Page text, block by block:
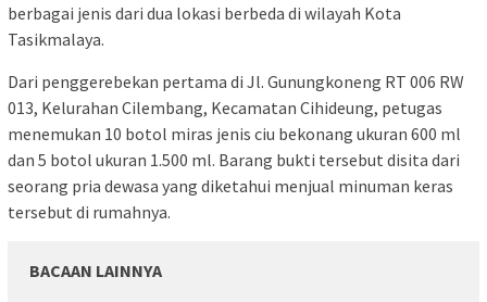
berbagai jenis dari dua lokasi berbeda di wilayah Kota
Tasikmalaya.
Dari penggerebekan pertama di Jl. Gunungkoneng RT 006 RW
013, Kelurahan Cilembang, Kecamatan Cihideung, petugas
menemukan 10 botol miras jenis ciu bekonang ukuran 600 ml
dan 5 botol ukuran 1.500 ml. Barang bukti tersebut disita dari
seorang pria dewasa yang diketahui menjual minuman keras
tersebut di rumahnya.
BACAAN LAINNYA